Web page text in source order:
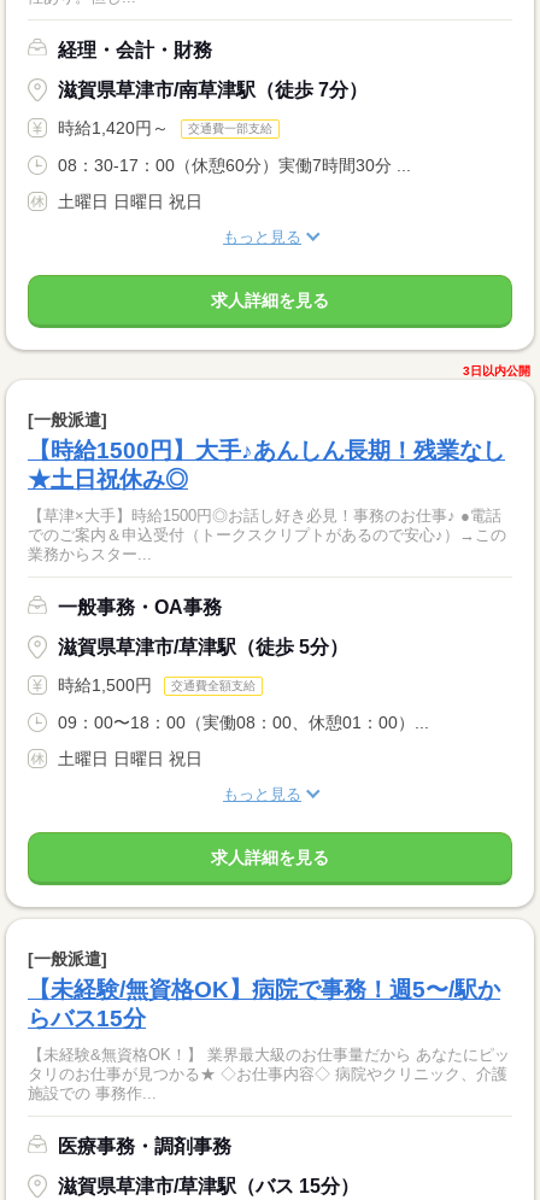
経理・会計・財務
滋賀県草津市/南草津駅（徒歩 7分）
時給1,420円～ 交通費一部支給
08：30-17：00（休憩60分）実働7時間30分 ...
土曜日 日曜日 祝日
もっと見る
求人詳細を見る
3日以内公開
[一般派遣]
【時給1500円】大手♪あんしん長期！残業なし
★土日祝休み◎
【草津×大手】時給1500円◎お話し好き必見！事務のお仕事♪ ●電話
でのご案内＆申込受付（トークスクリプトがあるので安心♪）→この
業務からスター...
一般事務・OA事務
滋賀県草津市/草津駅（徒歩 5分）
時給1,500円 交通費全額支給
09：00〜18：00（実働08：00、休憩01：00）...
土曜日 日曜日 祝日
もっと見る
求人詳細を見る
[一般派遣]
【未経験/無資格OK】病院で事務！週5〜/駅か
らバス15分
【未経験&無資格OK！】 業界最大級のお仕事量だから あなたにピッ
タリのお仕事が見つかる★ ◇お仕事内容◇ 病院やクリニック、介護
施設での 事務作...
医療事務・調剤事務
滋賀県草津市/草津駅（バス 15分）